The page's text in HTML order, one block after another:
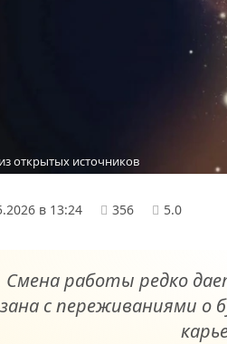
открытых источников
в 13:24 356 5.0
Смена работы редко
с переживаниями о